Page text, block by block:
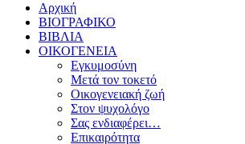
Αρχική
ΒΙΟΓΡΑΦΙΚΟ
ΒΙΒΛΙΑ
ΟΙΚΟΓΕΝΕΙΑ
Εγκυμοσύνη
Μετά τον τοκετό
Οικογενειακή ζωή
Στον ψυχολόγο
Σας ενδιαφέρει…
Επικαιρότητα